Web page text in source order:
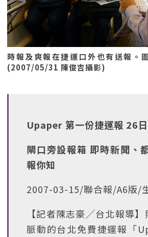
時報及爽報在捷運口外也有送報。
(2007/05/31 陳俊吉攝影)
Upaper 第一份捷運報 26
閘口旁設報箱 即時新聞、
報你知
2007-03-15/聯合報/A6版/
【記者陳志豪╱台北報導
脈動的台北免費捷運報「